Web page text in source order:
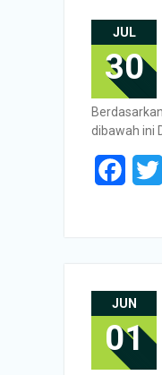
JUL
30
dibawah ini
JUN
01